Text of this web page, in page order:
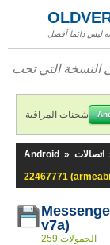
شحنات المراقبة
Android » اتصالات
22467771
v7a)
259 الحمولات